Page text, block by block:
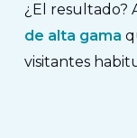
¿El resultado?
de alta gama
visitantes